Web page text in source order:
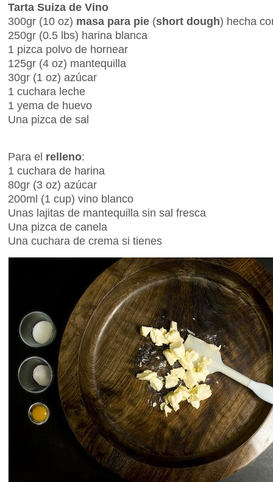
Tarta Suiza de Vino
300gr (10 oz) masa para pie (short dough) hecha
250gr (0.5 lbs) harina blanca
1 pizca polvo de hornear
125gr (4 oz) mantequilla
30gr (1 oz) azúcar
1 cuchara leche
1 yema de huevo
Una pizca de sal
Para el relleno:
1 cuchara de harina
80gr (3 oz) azúcar
200ml (1 cup) vino blanco
Unas lajitas de mantequilla sin sal fresca
Una pizca de canela
Una cuchara de crema si tienes